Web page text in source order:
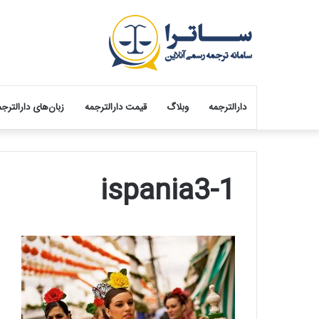
دارالترجمه وبلاگ قیمت دارالترجمه زبان‌های
ispania3-1